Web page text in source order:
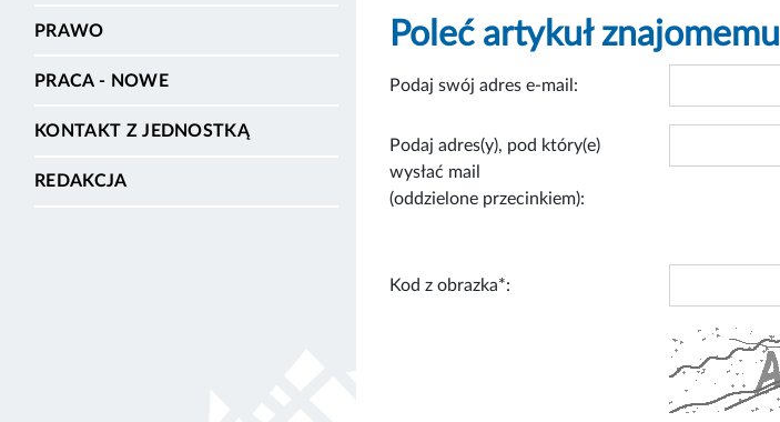
PRAWO
PRACA - NOWE
KONTAKT Z JEDNOSTKĄ
REDAKCJA
Poleć artykuł znajomemu
Podaj swój adres e-mail:
Podaj adres(y), pod który(e)
wysłać mail
(oddzielone przecinkiem):
Kod z obrazka*: